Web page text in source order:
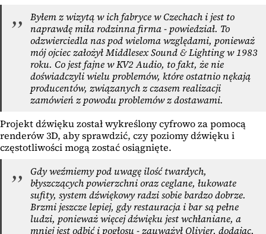
Byłem z wizytą w ich fabryce w Czechach i jest to
naprawdę miła rodzinna firma - powiedział. To
odzwierciedla nas pod wieloma względami, ponieważ
mój ojciec założył Middlesex Sound & Lighting w 1983
roku. Co jest fajne w KV2 Audio, to fakt, że nie
doświadczyli wielu problemów, które ostatnio nękają
producentów, związanych z czasem realizacji
zamówień z powodu problemów z dostawami.
Projekt dźwięku został wykreślony cyfrowo za pomocą
renderów 3D, aby sprawdzić, czy poziomy dźwięku i
częstotliwości mogą zostać osiągnięte.
Gdy weźmiemy pod uwagę ilość twardych,
błyszczących powierzchni oraz ceglane, łukowate
sufity, system dźwiękowy radzi sobie bardzo dobrze.
Brzmi jeszcze lepiej, gdy restauracja i bar są pełne
ludzi, ponieważ więcej dźwięku jest wchłaniane, a
mniej jest odbić i pogłosu - zauważył Olivier, dodając,